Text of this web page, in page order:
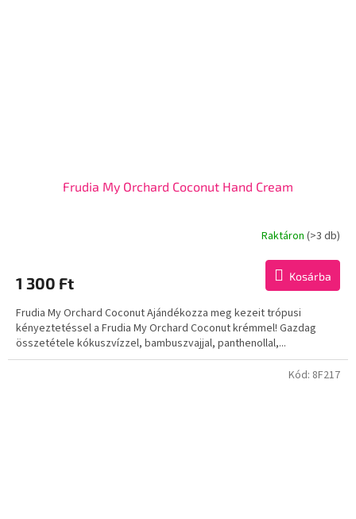
Frudia My Orchard Coconut Hand Cream
Raktáron (>3 db)
1 300 Ft Kosárba
Frudia My Orchard Coconut Ajándékozza meg kezeit trópusi
kényeztetéssel a Frudia My Orchard Coconut krémmel! Gazdag
összetétele kókuszvízzel, bambuszvajjal, panthenollal,...
Kód: 8F217